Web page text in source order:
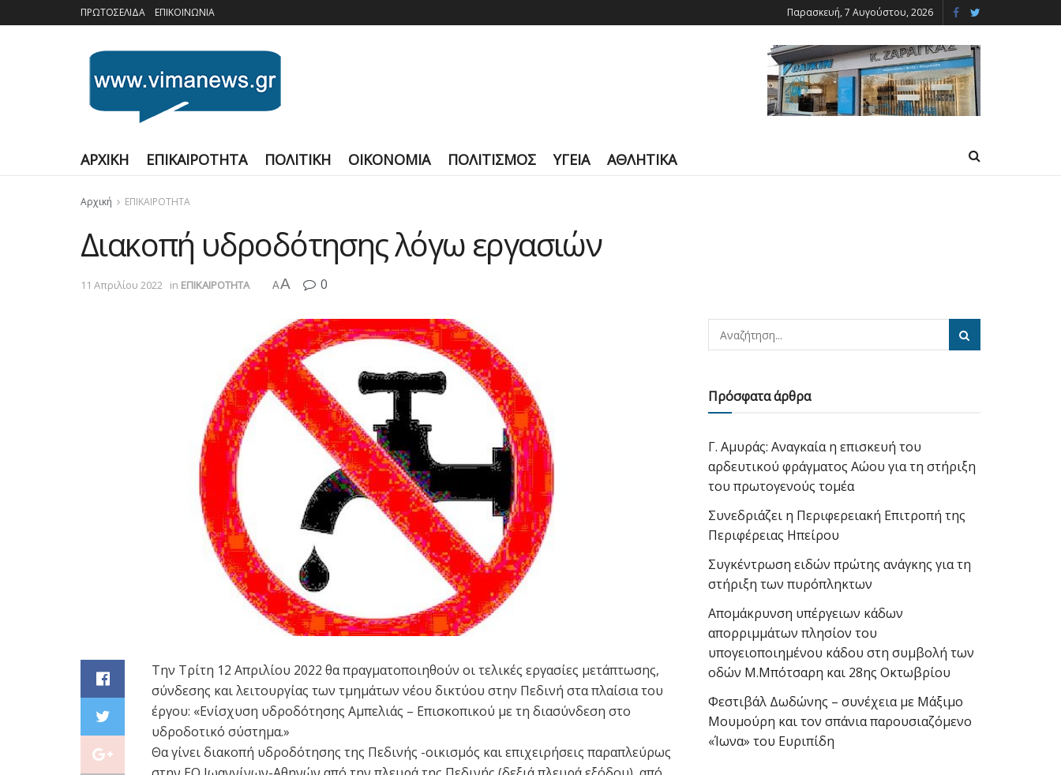
ΠΡΩΤΟΣΕΛΙΔΑ ΕΠΙΚΟΙΝΩΝΙΑ Παρασκευή, 7 Αυγούστου, 2026
ΑΡΧΙΚΗ ΕΠΙΚΑΙΡΟΤΗΤΑ ΠΟΛΙΤΙΚΗ ΟΙΚΟΝΟΜΙΑ ΠΟΛΙΤΙΣΜΟΣ ΥΓΕΙΑ ΑΘΛΗΤΙΚΑ
Αρχική ΕΠΙΚΑΙΡΟΤΗΤΑ
Διακοπή υδροδότησης λόγω εργασιών
11 Απριλίου 2022 in ΕΠΙΚΑΙΡΟΤΗΤΑ AA 0
Την Τρίτη 12 Απριλίου 2022 θα πραγματοποιηθούν οι τελικές εργασίες μετάπτωσης,
σύνδεσης και λειτουργίας των τμημάτων νέου δικτύου στην Πεδινή στα πλαίσια του
έργου: «Ενίσχυση υδροδότησης Αμπελιάς – Επισκοπικού με τη διασύνδεση στο
υδροδοτικό σύστημα.»
Θα γίνει διακοπή υδροδότησης της Πεδινής -οικισμός και επιχειρήσεις παραπλεύρως
Πρόσφατα άρθρα
Γ. Αμυράς: Αναγκαία η επισκευή του
αρδευτικού φράγματος Αώου για τη στήριξη
του πρωτογενούς τομέα
Συνεδριάζει η Περιφερειακή Επιτροπή της
Περιφέρειας Ηπείρου
Συγκέντρωση ειδών πρώτης ανάγκης για τη
στήριξη των πυρόπληκτων
Απομάκρυνση υπέργειων κάδων
απορριμμάτων πλησίον του
υπογειοποιημένου κάδου στη συμβολή των
οδών Μ.Μπότσαρη και 28ης Οκτωβρίου
Φεστιβάλ Δωδώνης – συνέχεια με Μάξιμο
Μουμούρη και τον σπάνια παρουσιαζόμενο
«Ίωνα» του Ευριπίδη